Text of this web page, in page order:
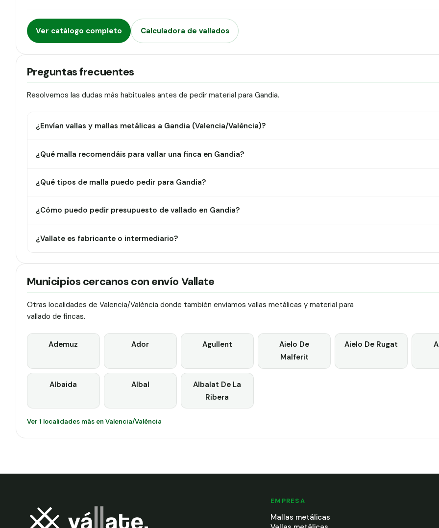
Ver catálogo completo Calculadora de vallados
Preguntas frecuentes
Resolvemos las dudas más habituales antes de pedir material para Gandia.
¿Envían vallas y mallas metálicas a Gandia (Valencia/València)?
¿Qué malla recomendáis para vallar una finca en Gandia?
¿Qué tipos de malla puedo pedir para Gandia?
¿Cómo puedo pedir presupuesto de vallado en Gandia?
¿Vallate es fabricante o intermediario?
Municipios cercanos con envío Vallate
Otras localidades de Valencia/València donde también enviamos vallas metálicas y material para
vallado de fincas.
Ademuz Ador Agullent
Aielo De
Malferit
Aielo De Rugat
Albaida Albal
Albalat De La
Ribera
Ver 1 localidades más en Valencia/València
EMPRESA
Mallas metálicas